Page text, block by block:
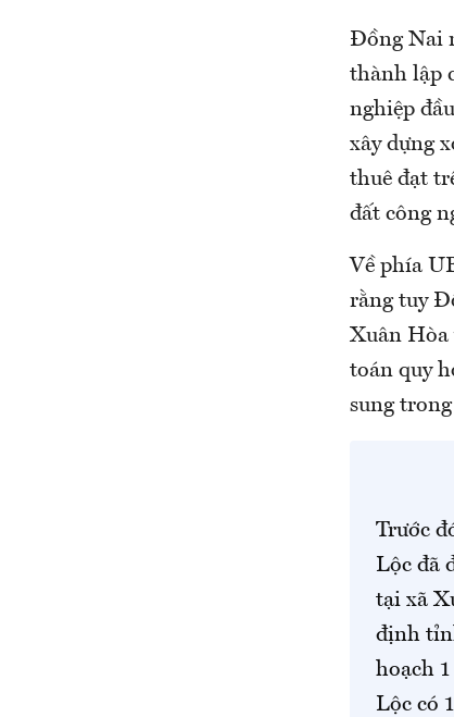
Đồng Nai
thành lập
nghiệp
xây dựng
thuê đạt
đất công
Về phía
rằng tuy
Xuân Hòa
toán quy
sung
Trước
Lộc đã
tại xã
định
hoạch
Lộc có